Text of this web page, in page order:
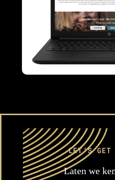
LET’S GET
Laten we